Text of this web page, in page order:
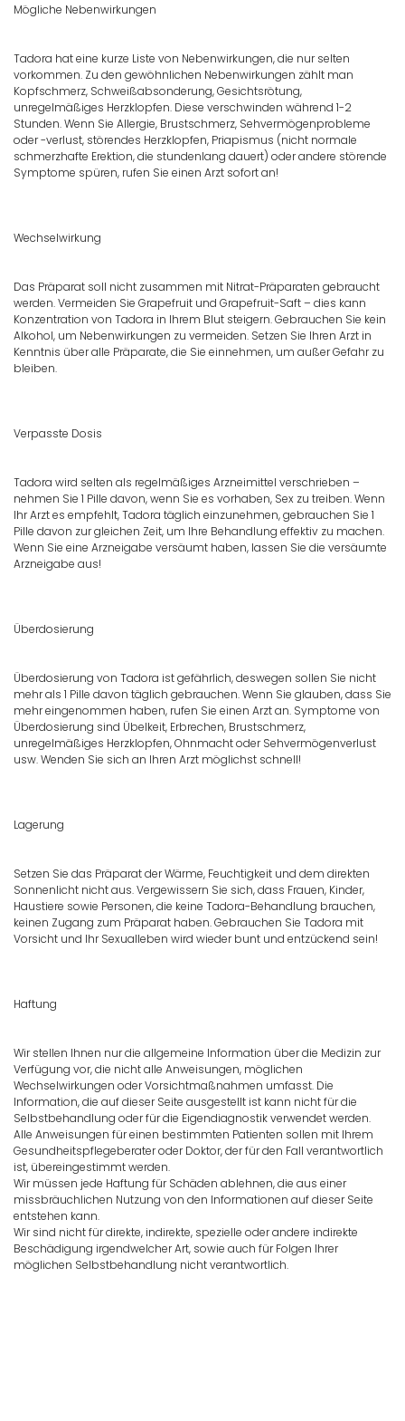
Mögliche Nebenwirkungen
Tadora hat eine kurze Liste von Nebenwirkungen, die nur selten
vorkommen. Zu den gewöhnlichen Nebenwirkungen zählt man
Kopfschmerz, Schweißabsonderung, Gesichtsrötung,
unregelmäßiges Herzklopfen. Diese verschwinden während 1-2
Stunden. Wenn Sie Allergie, Brustschmerz, Sehvermögenprobleme
oder -verlust, störendes Herzklopfen, Priapismus (nicht normale
schmerzhafte Erektion, die stundenlang dauert) oder andere störende
Symptome spüren, rufen Sie einen Arzt sofort an!
Wechselwirkung
Das Präparat soll nicht zusammen mit Nitrat-Präparaten gebraucht
werden. Vermeiden Sie Grapefruit und Grapefruit-Saft – dies kann
Konzentration von Tadora in Ihrem Blut steigern. Gebrauchen Sie kein
Alkohol, um Nebenwirkungen zu vermeiden. Setzen Sie Ihren Arzt in
Kenntnis über alle Präparate, die Sie einnehmen, um außer Gefahr zu
bleiben.
Verpasste Dosis
Tadora wird selten als regelmäßiges Arzneimittel verschrieben –
nehmen Sie 1 Pille davon, wenn Sie es vorhaben, Sex zu treiben. Wenn
Ihr Arzt es empfehlt, Tadora täglich einzunehmen, gebrauchen Sie 1
Pille davon zur gleichen Zeit, um Ihre Behandlung effektiv zu machen.
Wenn Sie eine Arzneigabe versäumt haben, lassen Sie die versäumte
Arzneigabe aus!
Überdosierung
Überdosierung von Tadora ist gefährlich, deswegen sollen Sie nicht
mehr als 1 Pille davon täglich gebrauchen. Wenn Sie glauben, dass Sie
mehr eingenommen haben, rufen Sie einen Arzt an. Symptome von
Überdosierung sind Übelkeit, Erbrechen, Brustschmerz,
unregelmäßiges Herzklopfen, Ohnmacht oder Sehvermögenverlust
usw. Wenden Sie sich an Ihren Arzt möglichst schnell!
Lagerung
Setzen Sie das Präparat der Wärme, Feuchtigkeit und dem direkten
Sonnenlicht nicht aus. Vergewissern Sie sich, dass Frauen, Kinder,
Haustiere sowie Personen, die keine Tadora-Behandlung brauchen,
keinen Zugang zum Präparat haben. Gebrauchen Sie Tadora mit
Vorsicht und Ihr Sexualleben wird wieder bunt und entzückend sein!
Haftung
Wir stellen Ihnen nur die allgemeine Information über die Medizin zur
Verfügung vor, die nicht alle Anweisungen, möglichen
Wechselwirkungen oder Vorsichtmaßnahmen umfasst. Die
Information, die auf dieser Seite ausgestellt ist kann nicht für die
Selbstbehandlung oder für die Eigendiagnostik verwendet werden.
Alle Anweisungen für einen bestimmten Patienten sollen mit Ihrem
Gesundheitspflegeberater oder Doktor, der für den Fall verantwortlich
ist, übereingestimmt werden.
Wir müssen jede Haftung für Schäden ablehnen, die aus einer
missbräuchlichen Nutzung von den Informationen auf dieser Seite
entstehen kann.
Wir sind nicht für direkte, indirekte, spezielle oder andere indirekte
Beschädigung irgendwelcher Art, sowie auch für Folgen Ihrer
möglichen Selbstbehandlung nicht verantwortlich.